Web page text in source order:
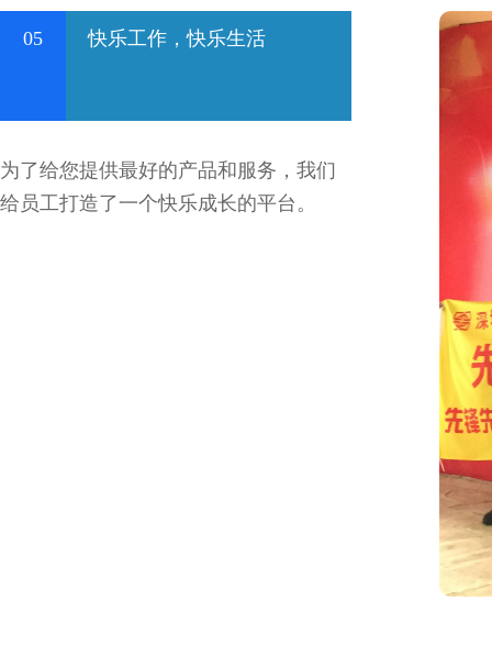
05 快乐工作，快乐生活
为了给您提供最好的产品和服务，我们
给员工打造了一个快乐成长的平台。